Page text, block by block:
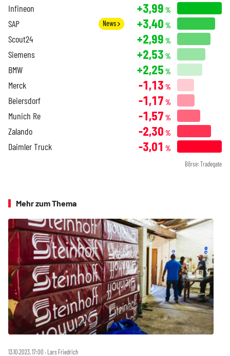
Infineon +3,99 %
SAP News +3,40 %
Scout24 +2,99 %
Siemens +2,53 %
BMW +2,25 %
Merck -1,13 %
Beiersdorf -1,17 %
Munich Re -1,57 %
Zalando -2,30 %
Daimler Truck -3,01 %
Börse: Tradegate
Mehr zum Thema
13.10.2023, 17:00 ‧ Lars Friedrich